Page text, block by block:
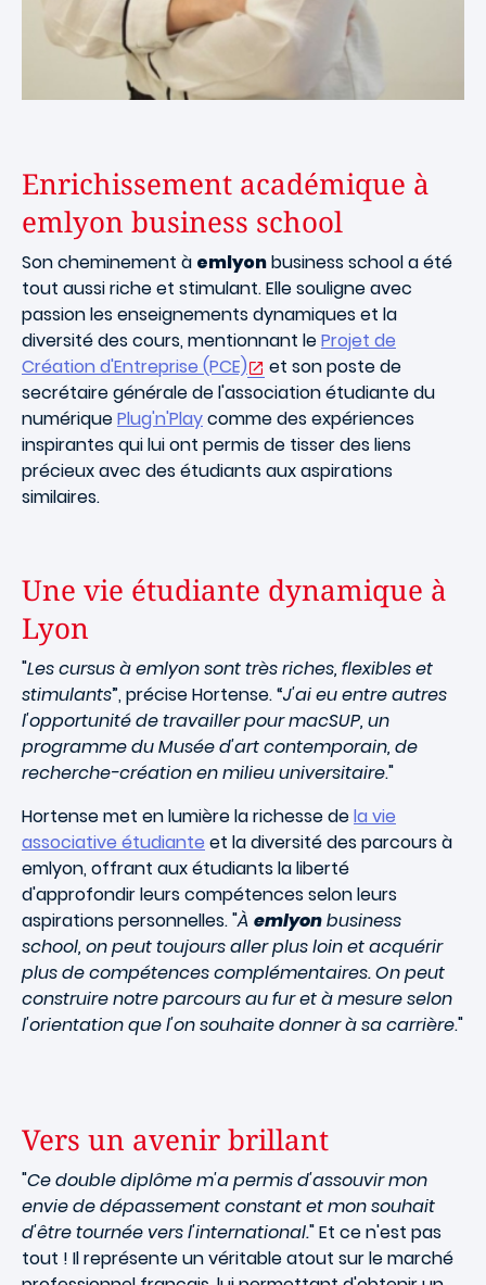
Enrichissement académique à
emlyon business school
Son cheminement à emlyonbusiness school a été
tout aussi riche et stimulant. Elle souligne avec
passion les enseignements dynamiques et la
diversité des cours, mentionnant leProjet de
Création d'Entreprise (PCE)
et son poste de
secrétaire générale de l'association étudiante du
numériquePlug'n'Playcomme des expériences
inspirantes qui lui ont permis de tisser des liens
précieux avec des étudiants aux aspirations
similaires.
Une vie étudiante dynamique à
Lyon
"Les cursus à emlyon sont très riches, flexibles et
stimulants”, précise Hortense. “J'ai eu entre autres
l'opportunité de travailler pour macSUP, un
programme du Musée d'art contemporain, de
recherche-création en milieu universitaire."
Hortense met en lumière la richesse dela vie
associative étudiante et la diversité des parcours à
emlyon, offrant aux étudiants la liberté
d'approfondir leurs compétences selon leurs
aspirations personnelles. "À emlyonbusiness
school, on peut toujours aller plus loin et acquérir
plus de compétences complémentaires. On peut
construire notre parcours au fur et à mesure selon
l'orientation que l'on souhaite donner à sa carrière."
Vers un avenir brillant
"Ce double diplôme m'a permis d'assouvir mon
envie de dépassement constant et mon souhait
d'être tournée vers l'international." Et ce n'est pas
tout ! Il représente un véritable atout sur le marché